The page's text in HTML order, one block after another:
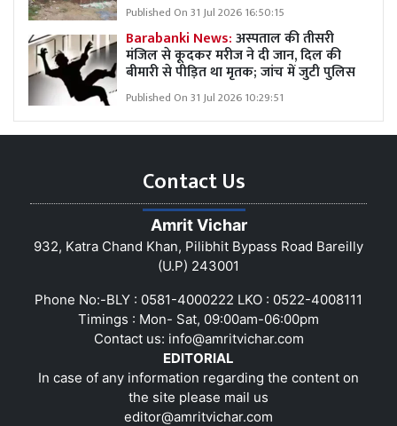
Published On 31 Jul 2026 16:50:15
Barabanki News:अस्पताल की तीसरी
मंजिल से कूदकर मरीज ने दी जान, दिल की
बीमारी से पीड़ित था मृतक; जांच में जुटी पुलिस
Published On 31 Jul 2026 10:29:51
Contact Us
Amrit Vichar
932, Katra Chand Khan, Pilibhit Bypass Road Bareilly
(U.P) 243001
Phone No:-BLY : 0581-4000222 LKO : 0522-4008111
Timings : Mon- Sat, 09:00am-06:00pm
Contact us: info@amritvichar.com
EDITORIAL
In case of any information regarding the content on
the site please mail us
editor@amritvichar.com